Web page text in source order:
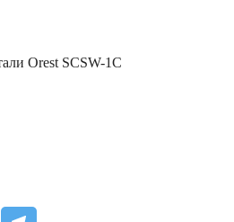
Orest SCSW-1С